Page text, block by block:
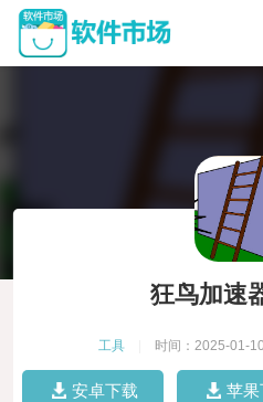
狂鸟加速
工具 时间：2025-01-10
安卓下载 苹果